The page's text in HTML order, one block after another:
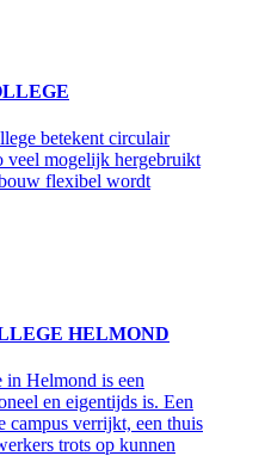
betekent circulair
veel mogelijk hergebruikt
flexibel wordt
HELMOND
Helmond is een
en eigentijds is. Een
campus verrijkt, een thuis
trots op kunnen